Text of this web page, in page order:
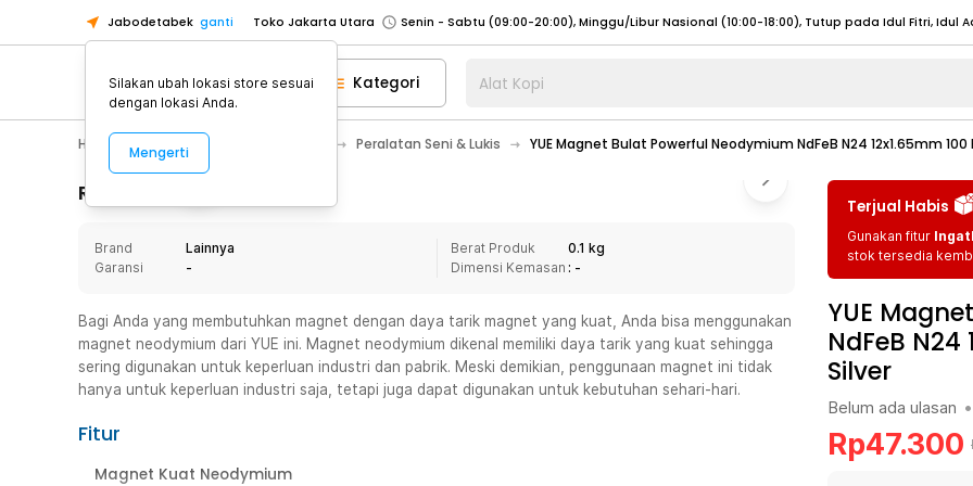
Jabodetabek ganti Toko Jakarta Utara
Toko Tangerang
Toko Cikupa
Pick n Go Jakarta Barat
Senin - Jumat (07:00 - 20:00), Sabtu - Minggu (08:00 - 20:00), Tutup pada Idul Fitri
Pick n Go Bekasi
Senin - Jumat (08:00 - 20:00), Sabtu - Minggu/ Libur Nasional (08:00 - 17:00) Selengkapnya
Senin - Jumat (08:00 - 20:00), Sabtu - Minggu/ Libur Nasional (08:00 - 17:00) Selengkapnya
Senin - Sabtu (09:00-20:00), Minggu/Libur Nasional (12:00-20:00), Tutup pada Idul Fitri
Senin - Sabtu (09:00-20:00), Minggu/Libur Nasional (12:00-20:00), Tutup pada Idul Fitri
Toko Tangerang
Toko Cikupa
Pick n Go Jakarta Barat
Senin - Jumat (07:00 - 20:00), Sabtu - Minggu (08:00 - 20:00), Tutup pada Idul Fitri
Senin - Jumat (08:00 - 20:00), Sabtu - Minggu/ Libur Nasional (08:00 - 17:00) Selengkapnya
Senin - Jumat (08:00 - 20:00), Sabtu - Minggu/ Libur Nasional (08:00 - 17:00) Selengkapnya
Kategori Alat Kopi
Home Appliance Peralatan Seni & Lukis YUE Magnet Bulat Powerful Neodymium NdFeB N24 12x1.65mm 100
Rincian Produk
Brand
Lainnya
Garansi
-
Berat Produk
0.1 kg
Dimensi Kemasan : -
Bagi Anda yang membutuhkan magnet dengan daya tarik magnet yang kuat, Anda bisa menggunakan
magnet neodymium dari YUE ini. Magnet neodymium dikenal memiliki daya tarik yang kuat sehingga
sering digunakan untuk keperluan industri dan pabrik. Meski demikian, penggunaan magnet ini tidak
hanya untuk keperluan industri saja, tetapi juga dapat digunakan untuk kebutuhan sehari-hari.
Fitur
Magnet Kuat Neodymium
Terjual Habis
Gunakan fitur
stok tersedia
YUE
NdFeB N24
Silver
Belum ada ulasan •
Rp47.300
Silakan ubah lokasi store sesuai
dengan lokasi Anda.
Mengerti